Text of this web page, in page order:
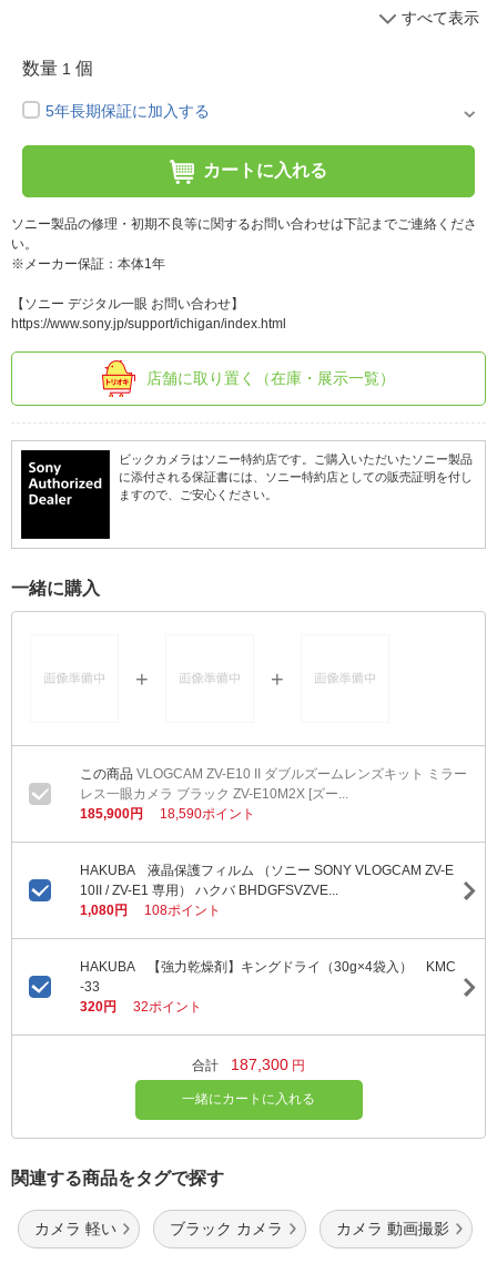
すべて表示
数量 1 個
5年長期保証に加入する
カートに入れる
ソニー製品の修理・初期不良等に関するお問い合わせは下記までご連絡くださ
い。
※メーカー保証：本体1年
【ソニー デジタル一眼 お問い合わせ】
https://www.sony.jp/support/ichigan/index.html
店舗に取り置く（在庫・展示一覧）
ビックカメラはソニー特約店です。ご購入いただいたソニー製品
に添付される保証書には、ソニー特約店としての販売証明を付し
ますので、ご安心ください。
一緒に購入
VLOGCAM ZV-E10 II ダブルズームレンズキット ミラー
レス一眼カメラ ブラック ZV-E10M2X [ズー...
185,900円
18,590ポイント
HAKUBA 液晶保護フィルム （ソニー SONY VLOGCAM ZV-E
10II / ZV-E1 専用） ハクバ BHDGFSVZVE...
1,080円
108ポイント
HAKUBA 【強力乾燥剤】キングドライ（30g×4袋入） KMC
-33
320円
32ポイント
合計 187,300 円
一緒にカートに入れる
関連する商品をタグで探す
カメラ 軽い ブラック カメラ カメラ 動画撮影